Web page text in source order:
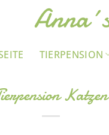
TIERPENSION
Katzen